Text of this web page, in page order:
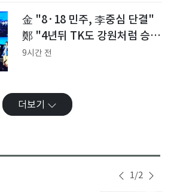
金 "8·18 민주, 李중심 단결"
鄭 "4년뒤 TK도 강원처럼 승
리"(종합)
9시간 전
더보기
1/2